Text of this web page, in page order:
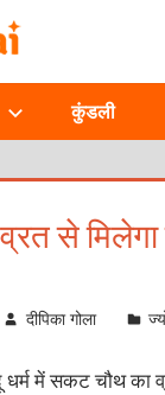
–
कुंडली
से मिलेगा
दीपिका गोला
धर्म में सकट चौथ का